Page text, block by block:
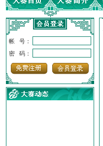
帐 号：
密 码：